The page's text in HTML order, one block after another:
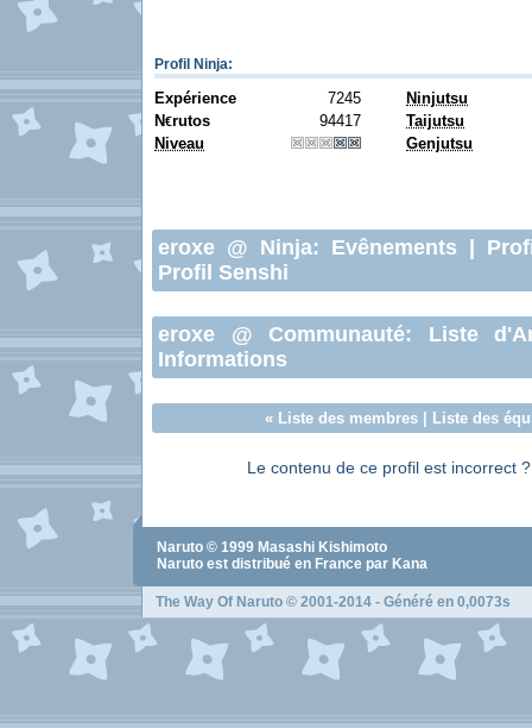
Profil Ninja:
Expérience 7245
Ninjutsu
N€rutos 94417
Taijutsu
Niveau
Genjutsu
eroxe @ Ninja: Evênements
Profil Senshi
eroxe @ Communauté: Liste
Informations
« Liste des membres| Liste des
Le contenu de ce profil est incorrect
Naruto © 1999 Masashi Kishimoto
Naruto est distribué en France par Kana
The Way Of Naruto © 2001-2014 - Généré en 0,0073s